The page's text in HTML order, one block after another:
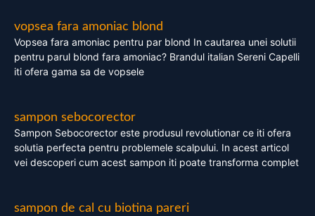
vopsea fara amoniac blond
Vopsea fara amoniac pentru par blond In cautarea unei solutii
pentru parul blond fara amoniac? Brandul italian Sereni Capelli
iti ofera gama sa de vopsele
sampon sebocorector
Sampon Sebocorector este produsul revolutionar ce iti ofera
solutia perfecta pentru problemele scalpului. In acest articol
vei descoperi cum acest sampon iti poate transforma complet
sampon de cal cu biotina pareri